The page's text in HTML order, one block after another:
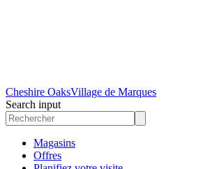
Cheshire OaksVillage de Marques
Search input
Magasins
Offres